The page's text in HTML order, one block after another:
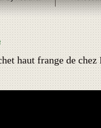
haut frange de chez